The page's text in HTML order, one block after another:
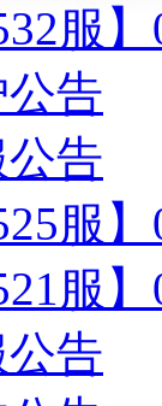
服
告
告
服
服
告